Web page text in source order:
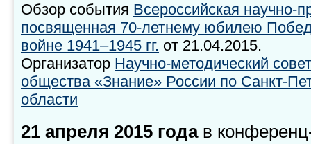
Обзор события Всероссийская научно-
посвященная 70-летнему юбилею
войне 1941–1945 гг. от 21.04.2015.
Организатор Научно-методический
общества «Знание» России по Санкт-
области
21 апреля 2015 года в